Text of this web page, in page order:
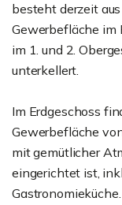
besteht derzeit
Gewerbefläche im
im 1. und 2.
unterkellert.
Im Erdgeschoss
Gewerbefläche
mit gemütlicher
eingerichtet ist,